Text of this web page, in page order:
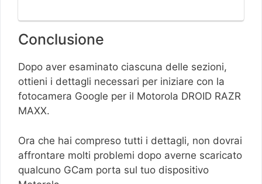
Conclusione
Dopo aver esaminato ciascuna delle sezioni,
ottieni i dettagli necessari per iniziare con la
fotocamera Google per il Motorola DROID RAZR
MAXX.
Ora che hai compreso tutti i dettagli, non dovrai
affrontare molti problemi dopo averne scaricato
qualcuno GCam porta sul tuo dispositivo